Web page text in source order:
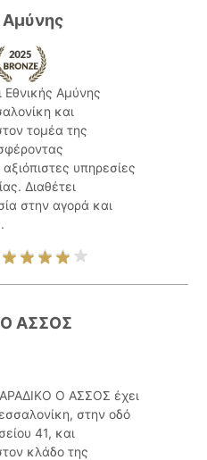
Αμύνης
Εθνικής Αμύνης
και
τομέα της
υπηρεσίες
Διαθέτει
στην αγορά και
Ο ΑΣΣΟΣ
Ο ΑΣΣΟΣ έχει
στην οδό
41, και
κλάδο της